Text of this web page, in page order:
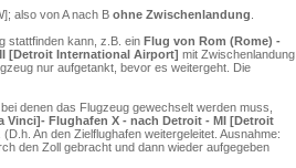
also von A nach B ohne Zwischenlandung
stattfinden kann, z.B. ein Flug von Rom (Rome) -
[Detroit International Airport] mit Zwischenlandung
nur aufgetankt, bevor es weitergeht. Die
denen das Flugzeug gewechselt werden muss,
Flughafen X - nach Detroit - MI [Detroit
An den Zielflughafen weitergeleitet. Ausnahme:
den Zoll gebracht und dann wieder aufgegeben